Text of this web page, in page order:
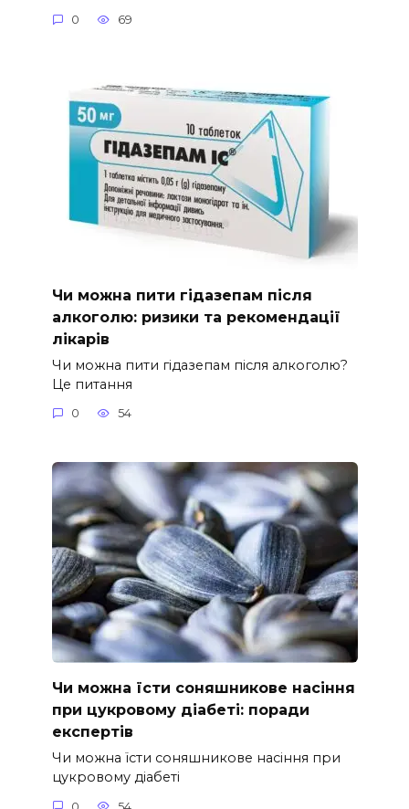
0 69
Чи можна пити гідазепам після
алкоголю: ризики та рекомендації
лікарів
Чи можна пити гідазепам після алкоголю?
Це питання
0 54
Чи можна їсти соняшникове насіння
при цукровому діабеті: поради
експертів
Чи можна їсти соняшникове насіння при
цукровому діабеті